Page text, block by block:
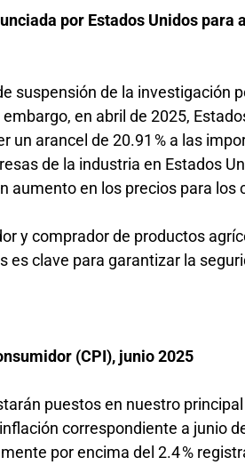
por Estados Unidos
suspensión de la investigación
en abril de 2025,
un arancel de 20.91 % a las
de la industria en Estados
aumento en los precios para
y comprador de productos
es clave para garantizar la
(CPI), junio 2025
puestos en nuestro
correspondiente a junio
por encima del 2.4 %